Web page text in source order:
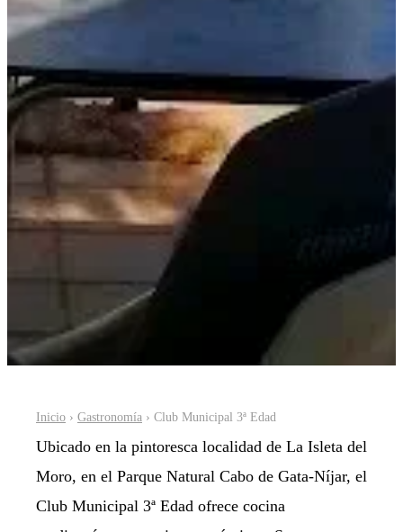
Inicio › Gastronomía › Club Municipal 3ª Edad
Ubicado en la pintoresca localidad de La Isleta del
Moro, en el Parque Natural Cabo de Gata-Níjar, el
Club Municipal 3ª Edad ofrece cocina